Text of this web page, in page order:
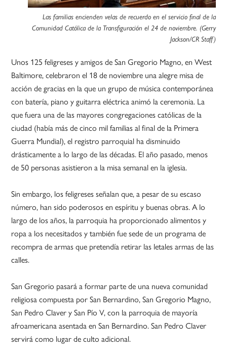
Las familias encienden velas de recuerdo en el servicio final de la
Comunidad Católica de la Transfiguración el 24 de noviembre. (Gerry
Jackson/CR Staff)
Unos 125 feligreses y amigos de San Gregorio Magno, en West
Baltimore, celebraron el 18 de noviembre una alegre misa de
acción de gracias en la que un grupo de música contemporánea
con batería, piano y guitarra eléctrica animó la ceremonia. La
que fuera una de las mayores congregaciones católicas de la
ciudad (había más de cinco mil familias al final de la Primera
Guerra Mundial), el registro parroquial ha disminuido
drásticamente a lo largo de las décadas. El año pasado, menos
de 50 personas asistieron a la misa semanal en la iglesia.
Sin embargo, los feligreses señalan que, a pesar de su escaso
número, han sido poderosos en espíritu y buenas obras. A lo
largo de los años, la parroquia ha proporcionado alimentos y
ropa a los necesitados y también fue sede de un programa de
recompra de armas que pretendía retirar las letales armas de las
calles.
San Gregorio pasará a formar parte de una nueva comunidad
religiosa compuesta por San Bernardino, San Gregorio Magno,
San Pedro Claver y San Pío V, con la parroquia de mayoría
afroamericana asentada en San Bernardino. San Pedro Claver
servirá como lugar de culto adicional.